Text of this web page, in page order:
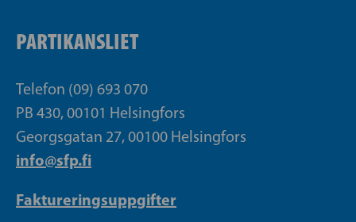
PARTIKANSLIET
Telefon (09) 693 070
PB 430, 00101 Helsingfors
Georgsgatan 27, 00100 Helsingfors
info@sfp.fi
Faktureringsuppgifter